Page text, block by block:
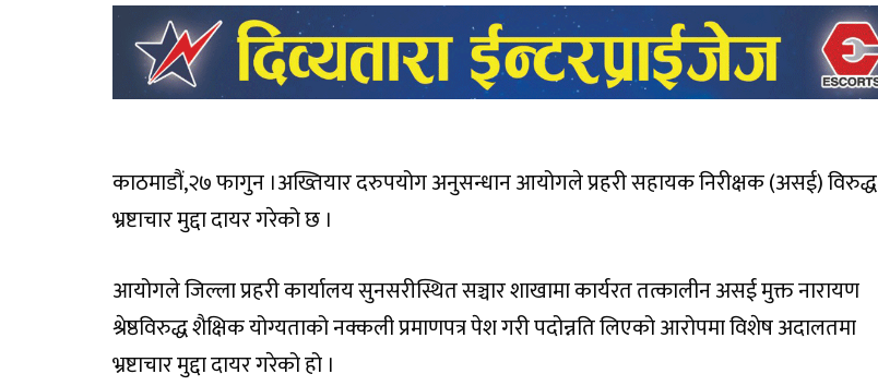
काठमाडौं,२७ फागुन ।अख्तियार दरुपयोग अनुसन्धान आयोगले प्रहरी सहायक निरीक्षक (असई) विरुद्ध
भ्रष्टाचार मुद्दा दायर गरेको छ ।
आयोगले जिल्ला प्रहरी कार्यालय सुनसरीस्थित सञ्चार शाखामा कार्यरत तत्कालीन असई मुक्त नारायण
श्रेष्ठविरुद्ध शैक्षिक योग्यताको नक्कली प्रमाणपत्र पेश गरी पदोन्नति लिएको आरोपमा विशेष अदालतमा
भ्रष्टाचार मुद्दा दायर गरेको हो ।